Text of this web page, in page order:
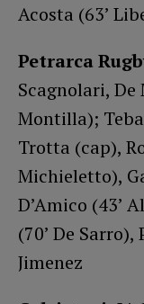
Acosta (63’
Petrarca
Scagnolari, De
Montilla);
Trotta (cap),
Michieletto),
D’Amico (43’
(70’ De
Jimenez